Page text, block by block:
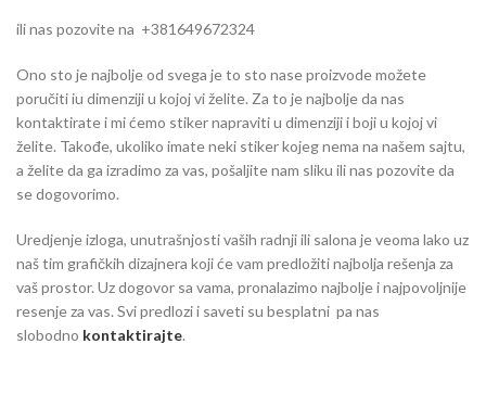
ili nas pozovite na +381649672324
Ono sto je najbolje od svega je to sto nase proizvode možete
poručiti iu dimenziji u kojoj vi želite. Za to je najbolje da nas
kontaktirate i mi ćemo stiker napraviti u dimenziji i boji u kojoj vi
želite. Takođe, ukoliko imate neki stiker kojeg nema na našem sajtu,
a želite da ga izradimo za vas, pošaljite nam sliku ili nas pozovite da
se dogovorimo.
Uredjenje izloga, unutrašnjosti vaših radnji ili salona je veoma lako uz
naš tim grafičkih dizajnera koji će vam predložiti najbolja rešenja za
vaš prostor. Uz dogovor sa vama, pronalazimo najbolje i najpovoljnije
resenje za vas. Svi predlozi i saveti su besplatni pa nas
slobodno kontaktirajte.